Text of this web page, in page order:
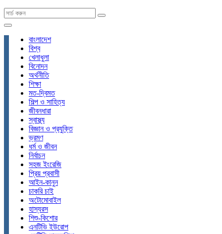
বাংলাদেশ
বিশ্ব
খেলাধুলা
বিনোদন
অর্থনীতি
শিক্ষা
মত-দ্বিমত
শিল্প ও সাহিত্য
জীবনধারা
স্বাস্থ্য
বিজ্ঞান ও প্রযুক্তি
ভ্রমণ
ধর্ম ও জীবন
নির্বাচন
সহজ ইংরেজি
প্রিয় প্রবাসী
আইন-কানুন
চাকরি চাই
অটোমোবাইল
হাস্যরস
শিশু-কিশোর
এনটিভি ইউরোপ